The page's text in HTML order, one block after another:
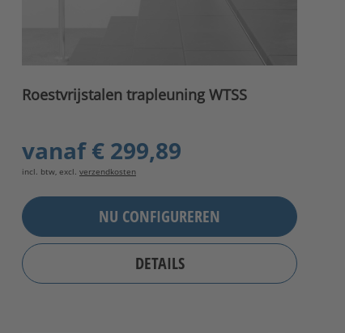
Roestvrijstalen trapleuning WTSS
vanaf€ 299,89
incl. btw, excl. verzendkosten
NU CONFIGUREREN
DETAILS